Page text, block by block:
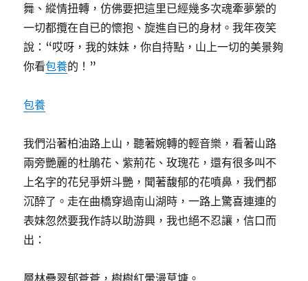
舞、縱情扭轉，仿佛要把這里已經幾多次魂牽夢縈的
一切都攬在自已的懷抱、旋進自已的身材。我年夜笑
說：“哎呀，我的妹妹，你自持點，山上一切的美景夠
你看包養的！”
包養
我們沿著柏油路上山，聽著婉轉的輕音樂，看著山路
兩旁艷麗的杜鵑花、紫荊花、玫瑰花，還有很多叫不
上名字的花兒爭妍斗艷，聞著馥郁的花噴鼻，我們都
沉醉了。走在曲橋穿過南山湖時，一路上驚喜連連的
表妹忽然要我作詩以助游興，我也絕不忍讓，信口而
出：
層林疊翠郁蒼蒼，樹樹紅暈漫草塘。